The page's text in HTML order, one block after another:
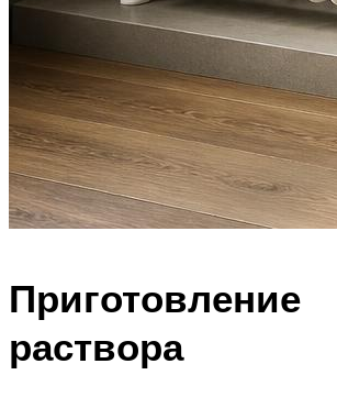
Приготовление
раствора